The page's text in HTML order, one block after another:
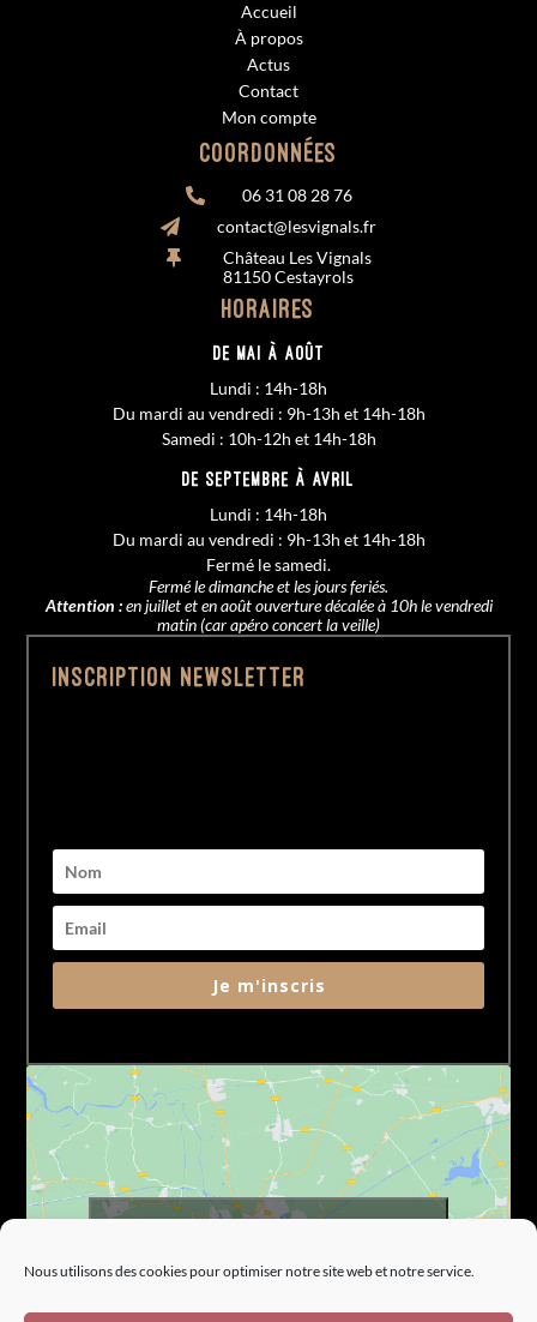
Nous utilisons des cookies pour optimiser notre site web et notre service.
Accueil
À propos
Actus
Contact
Mon compte
Coordonnées
 06 31 08 28 76
 contact@lesvignals.fr

Château Les Vignals
81150 Cestayrols
Horaires
De MAI à AOÛT
Lundi : 14h-18h
Du mardi au vendredi : 9h-13h et 14h-18h
Samedi : 10h-12h et 14h-18h
De SEPTEMBRE à AVRIL
Lundi : 14h-18h
Du mardi au vendredi : 9h-13h et 14h-18h
Fermé le samedi.
Fermé le dimanche et les jours feriés.
Attention :en juillet et en août ouverture décalée à 10h le vendredi
matin (car apéro concert la veille)
Inscription Newsletter
Je m'inscris
Cliquez pour accepter les cookies marketing